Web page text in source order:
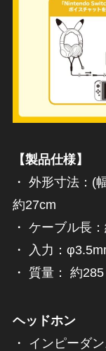
【製品仕様】
・ 外形寸法：(
約27cm
・ ケーブル長
・ 入力：
・ 質量： 約
ヘッドホン
・ インピーダ